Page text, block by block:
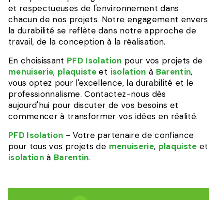
et respectueuses de l'environnement dans
chacun de nos projets. Notre engagement envers
la durabilité se reflète dans notre approche de
travail, de la conception à la réalisation.
En choisissant PFD Isolation pour vos projets de
menuiserie, plaquiste et isolation à Barentin,
vous optez pour l'excellence, la durabilité et le
professionnalisme. Contactez-nous dès
aujourd'hui pour discuter de vos besoins et
commencer à transformer vos idées en réalité.
PFD Isolation - Votre partenaire de confiance
pour tous vos projets de menuiserie, plaquiste et
isolation à Barentin.